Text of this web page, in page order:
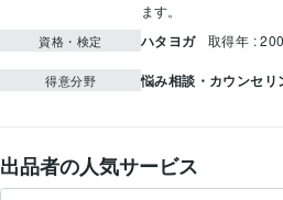
ます。
資格・検定 ハタヨガ 取得年 :
得意分野 悩み相談・カウンセリ
出品者の人気サービス